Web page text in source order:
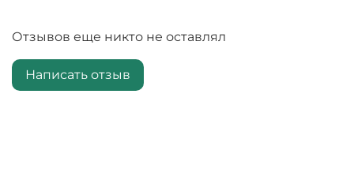
Отзывов еще никто не оставлял
Написать отзыв